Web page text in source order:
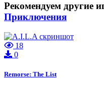
Рекомендуем другие
Приключения
18
0
Remorse: The List